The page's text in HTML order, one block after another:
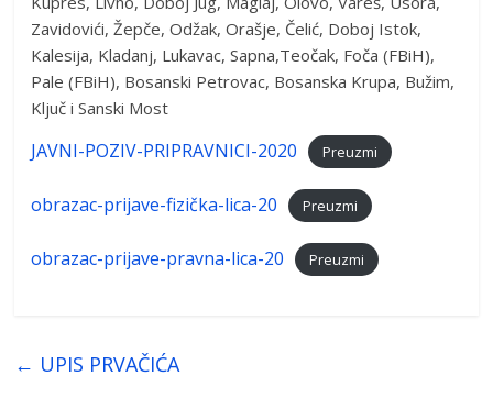
Zavidovići, Žepče, Odžak, Orašje, Čelić, Doboj Istok,
Kalesija, Kladanj, Lukavac, Sapna,Teočak, Foča (FBiH),
Pale (FBiH), Bosanski Petrovac, Bosanska Krupa, Bužim,
Ključ i Sanski Most
JAVNI-POZIV-PRIPRAVNICI-2020 Preuzmi
obrazac-prijave-fizička-lica-20 Preuzmi
obrazac-prijave-pravna-lica-20 Preuzmi
← UPIS PRVAČIĆA